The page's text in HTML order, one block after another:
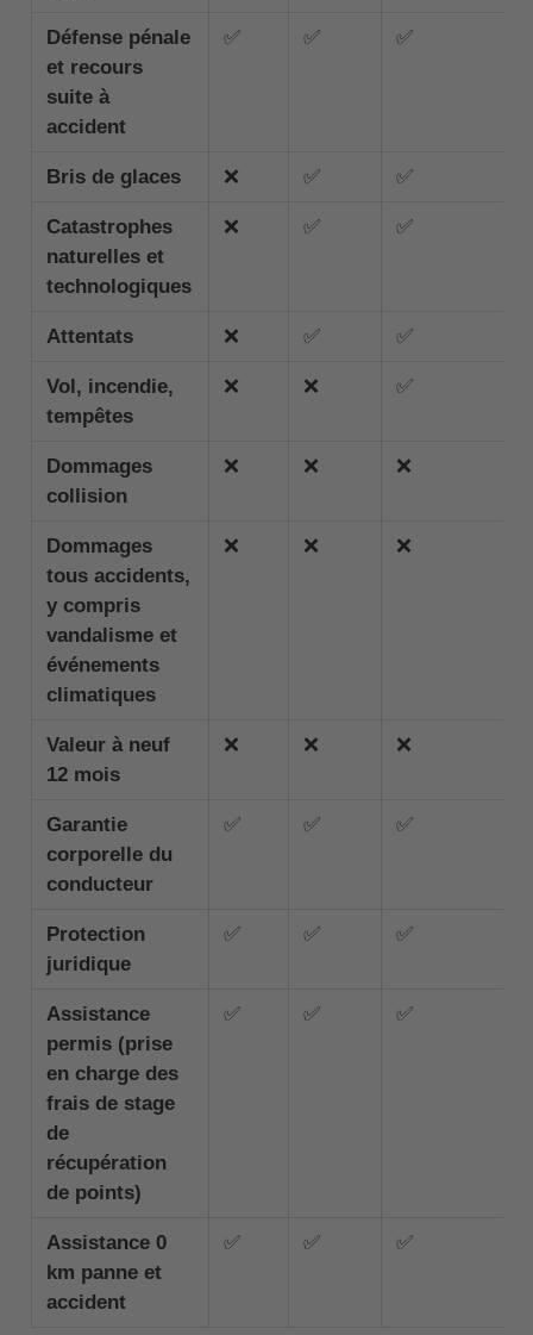
Défense pénale
et recours
suite à
accident
✅ ✅ ✅
Bris de glaces ❌ ✅ ✅
Catastrophes
naturelles et
technologiques
❌ ✅ ✅
Attentats ❌ ✅ ✅
Vol, incendie,
tempêtes
❌ ❌ ✅
Dommages
collision
❌ ❌ ❌
Dommages
tous accidents,
y compris
vandalisme et
événements
climatiques
❌ ❌ ❌
Valeur à neuf
12 mois
❌ ❌ ❌
Garantie
corporelle du
conducteur
✅ ✅ ✅
Protection
juridique
✅ ✅ ✅
Assistance
permis (prise
en charge des
frais de stage
de
récupération
de points)
✅ ✅ ✅
Assistance 0
km panne et
accident
✅ ✅ ✅